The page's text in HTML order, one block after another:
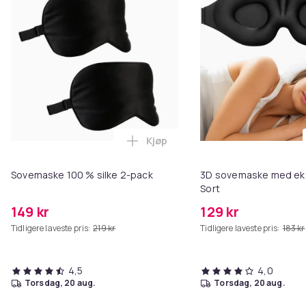
Sovemaske 100 % silke 2-pack
149 kr
Tidligere laveste pris: 219 kr
Legg Sovemaske 100 % silke 2-
Kjøp
4,5
torsdag, 20 aug.
3D sovemaske med
Sort
129 kr
Tidligere laveste pris: 183 kr
4,0
torsdag, 20 aug.